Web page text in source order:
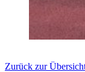
Zurück zur